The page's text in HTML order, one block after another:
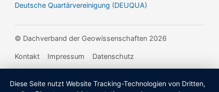
Deutsche Quartärvereinigung (DEUQUA)
© Dachverband der Geowissenschaften 2026
Kontakt Impressum Datenschutz
Diese Seite nutzt Website Tracking-Technologien von Dritten,